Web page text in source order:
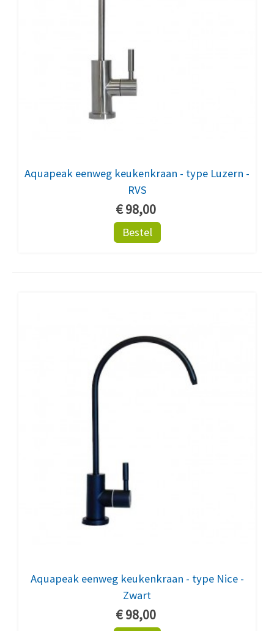
Aquapeak eenweg keukenkraan - type Luzern -
RVS
€ 98,00
Bestel
Aquapeak eenweg keukenkraan - type Nice -
Zwart
€ 98,00